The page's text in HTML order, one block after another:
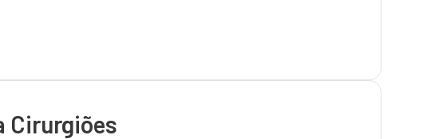
Cirurgiões